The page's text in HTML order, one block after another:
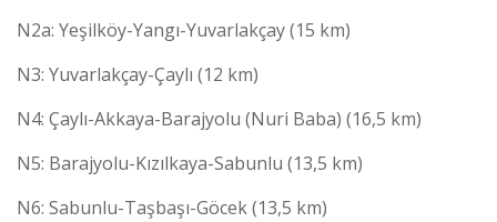
N2a: Yeşilköy-Yangı-Yuvarlakçay (15 km)
N3: Yuvarlakçay-Çaylı (12 km)
N4: Çaylı-Akkaya-Barajyolu (Nuri Baba) (16,5 km)
N5: Barajyolu-Kızılkaya-Sabunlu (13,5 km)
N6: Sabunlu-Taşbaşı-Göcek (13,5 km)